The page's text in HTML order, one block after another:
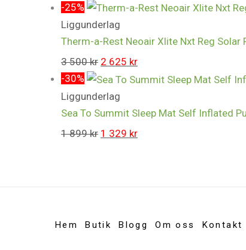
-25%
Liggunderlag
Therm-a-Rest Neoair Xlite Nxt Reg Solar
3 500kr 2 625 kr
-30%
Liggunderlag
Sea To Summit Sleep Mat Self Inflated
1 899kr 1 329 kr
Hem Butik Blogg Om oss Kontakt